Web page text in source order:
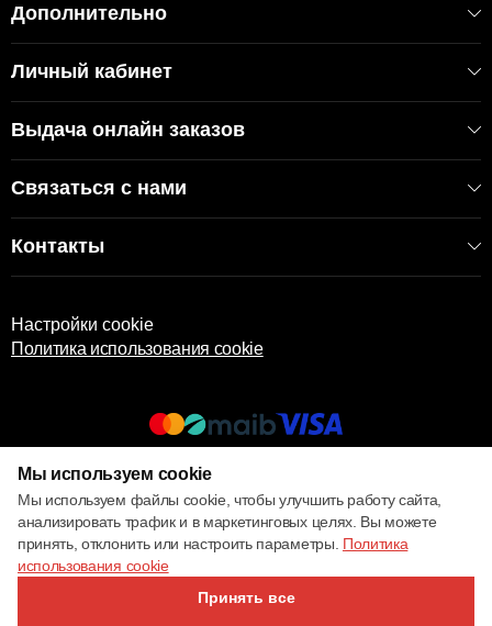
Дополнительно
Личный кабинет
Выдача онлайн заказов
Связаться с нами
Контакты
Настройки cookie
Политика использования cookie
© 2017 – 2026 ECOM
Мы используем cookie
Мы используем файлы cookie, чтобы улучшить работу сайта,
анализировать трафик и в маркетинговых целях. Вы можете
принять, отклонить или настроить параметры. Политика
использования cookie
Принять все